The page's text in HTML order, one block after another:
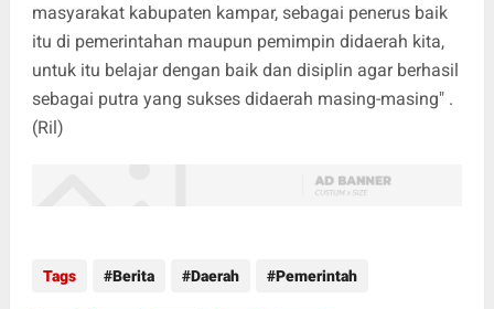
masyarakat kabupaten kampar, sebagai penerus baik
itu di pemerintahan maupun pemimpin didaerah kita,
untuk itu belajar dengan baik dan disiplin agar berhasil
sebagai putra yang sukses didaerah masing-masing" .
(Ril)
Tags Berita Daerah Pemerintah